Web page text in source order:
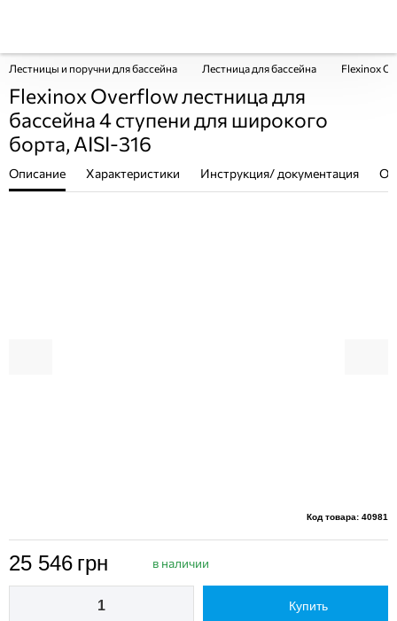
Лестницы и поручни для бассейна Лестница для бассейна Flexinox
Flexinox Overflow лестница для
бассейна 4 ступени для широкого
борта, AISI-316
Описание Характеристики Инструкция/ документация
Код товара: 40981
25 546 грн в наличии
Купить